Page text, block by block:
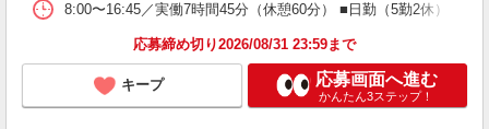
8:00〜16:45／実働7時間45分（休憩60分） ■日勤（5勤2休） ■
応募締め切り2026/08/31 23:59まで
キープ 応募画面へ進む
かんたん3ステップ！